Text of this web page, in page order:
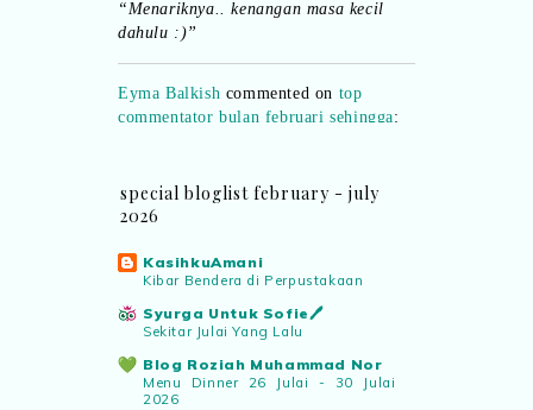
dahulu :)”
commentator bulan februari sehingga
“Terima kasih..nanti saya e-mail ”
commentator bulan februari sehingga
“Ada.. pemenang bulan Februari..
boleh emel details kepada saya..”
Eyma Balkishcommented on
commentator bulan februari sehingga
“Adakah nama saya tersenarai? Kena
confirm.. nanti malu pula..hihi”
special bloglist february - july
2026
KasihkuAmani
Kibar Bendera di Perpustakaan
Syurga Untuk Sofie🖊️
Sekitar Julai Yang Lalu
Blog Roziah Muhammad Nor
Menu Dinner 26 Julai - 30 Julai
2026